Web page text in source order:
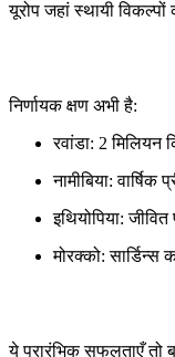
यूरोप जहां स्थायी
निर्णायक क्षण अभी है:
रवांडा: 2 मिलियन
नामीबिया: वार्षिक
इथियोपिया:
मोरक्को: सार्डिन्स
ये प्रारंभिक सफलताएँ तो